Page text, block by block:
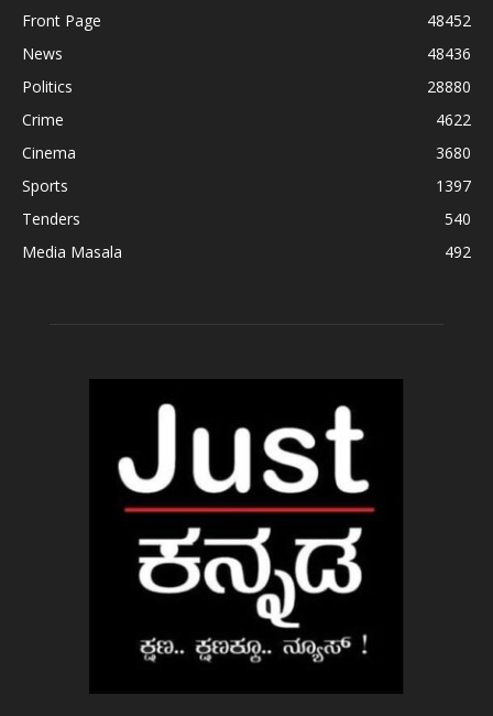
Front Page
48452
News
48436
Politics
28880
Crime
4622
Cinema
3680
Sports
1397
Tenders
540
Media Masala
492